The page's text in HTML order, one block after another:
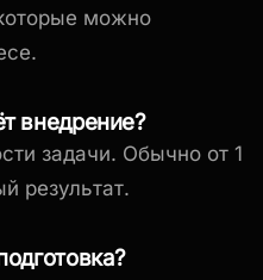
можно
внедрение?
задачи. Обычно от 1
результат.